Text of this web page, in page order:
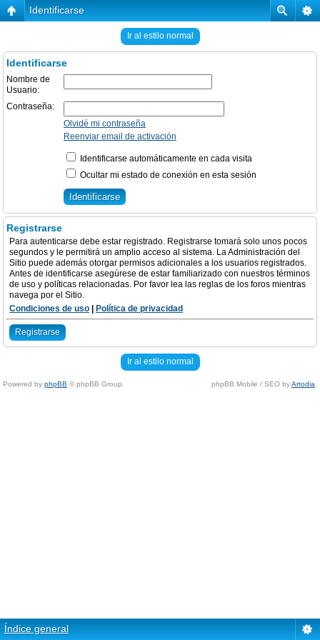
Identificarse
Ir al estilo normal
Identificarse
Nombre de
Usuario:
Contraseña:
Olvidé mi contraseña
Reenviar email de activación
Identificarse automáticamente en cada visita
Ocultar mi estado de conexión en esta sesión
Registrarse
Para autenticarse debe estar registrado. Registrarse tomará solo unos pocos
segundos y le permitirá un amplio acceso al sistema. La Administración del
Sitio puede además otorgar permisos adicionales a los usuarios registrados.
Antes de identificarse asegúrese de estar familiarizado con nuestros términos
de uso y políticas relacionadas. Por favor lea las reglas de los foros mientras
navega por el Sitio.
Condiciones de uso
Política de privacidad
Registrarse
Ir al estilo normal
Powered by phpBB © phpBB Group. phpBB Mobile / SEO byArtodia
Índice general